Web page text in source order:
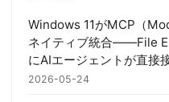
Windows 11がMCP（
ネイティブ統合——File
にAIエージェントが直接
2026-05-24